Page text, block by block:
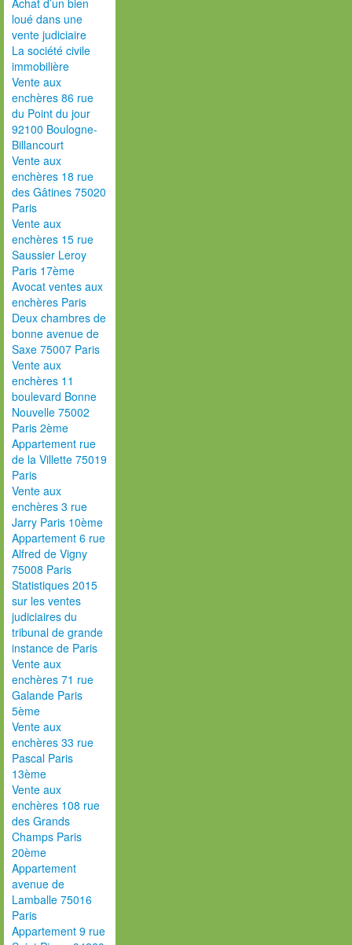
Achat d’un bien
loué dans une
vente judiciaire
La société civile
immobilière
Vente aux
enchères 86 rue
du Point du jour
92100 Boulogne-
Billancourt
Vente aux
enchères 18 rue
des Gâtines 75020
Paris
Vente aux
enchères 15 rue
Saussier Leroy
Paris 17ème
Avocat ventes aux
enchères Paris
Deux chambres de
bonne avenue de
Saxe 75007 Paris
Vente aux
enchères 11
boulevard Bonne
Nouvelle 75002
Paris 2ème
Appartement rue
de la Villette 75019
Paris
Vente aux
enchères 3 rue
Jarry Paris 10ème
Appartement 6 rue
Alfred de Vigny
75008 Paris
Statistiques 2015
sur les ventes
judiciaires du
tribunal de grande
instance de Paris
Vente aux
enchères 71 rue
Galande Paris
5ème
Vente aux
enchères 33 rue
Pascal Paris
13ème
Vente aux
enchères 108 rue
des Grands
Champs Paris
20ème
Appartement
avenue de
Lamballe 75016
Paris
Appartement 9 rue